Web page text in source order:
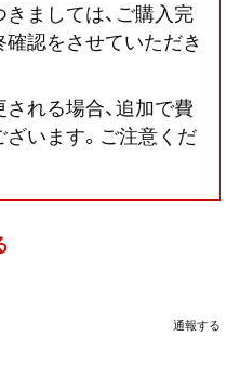
きましては、ご購入完
認をさせていただき
れる場合、追加で費
います。ご注意くだ
通報する